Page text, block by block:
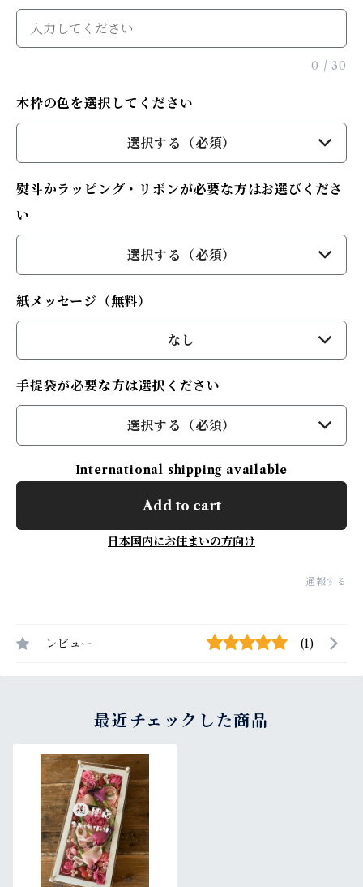
0 / 30
木枠の色を選択してください
選択する（必須）
熨斗かラッピング・リボンが必要な方はお選びくださ
い
選択する（必須）
紙メッセージ（無料）
なし
手提袋が必要な方は選択ください
選択する（必須）
International shipping available
Add to cart
日本国内にお住まいの方向け
通報する
レビュー (1)
最近チェックした商品